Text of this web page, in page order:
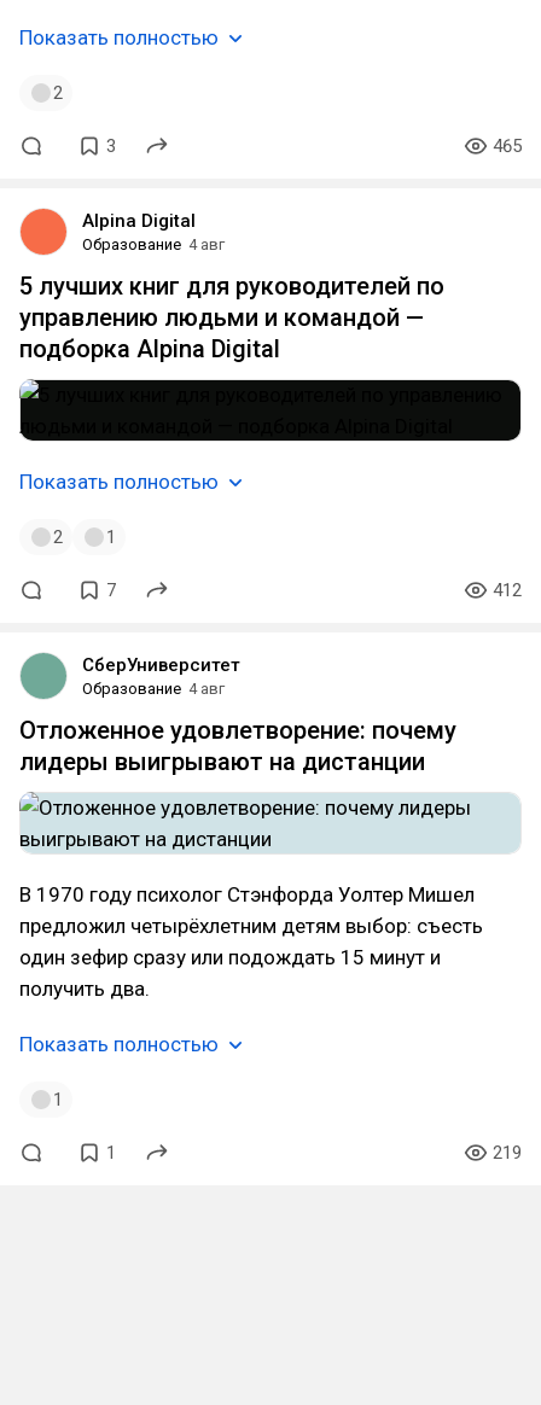
Показать полностью
2
3 465
Alpina Digital
Образование 4 авг
5 лучших книг для руководителей по
управлению людьми и командой —
подборка Alpina Digital
Показать полностью
2 1
7 412
СберУниверситет
Образование 4 авг
Отложенное удовлетворение: почему
лидеры выигрывают на дистанции
В 1970 году психолог Стэнфорда Уолтер Мишел
предложил четырёхлетним детям выбор: съесть
один зефир сразу или подождать 15 минут и
получить два.
Показать полностью
1
1 219